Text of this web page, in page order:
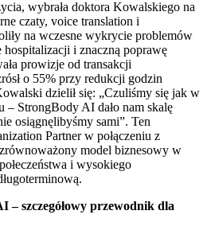
wybrała doktora Kowalskiego na
czaty, voice translation i
na wczesne wykrycie problemów
i znaczną poprawę
prowizje od transakcji
o 55% przy redukcji godzin
dzielił się: „Czuliśmy się jak w
– StrongBody AI dało nam skalę
osiągnęlibyśmy sami”. Ten
Partner w połączeniu z
model biznesowy w
i wysokiego
– szczegółowy przewodnik dla